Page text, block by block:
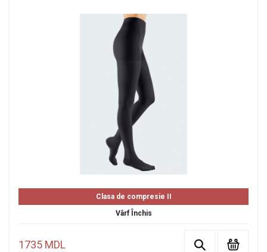
Clasa de compresie II
Vârf Închis
1735 MDL